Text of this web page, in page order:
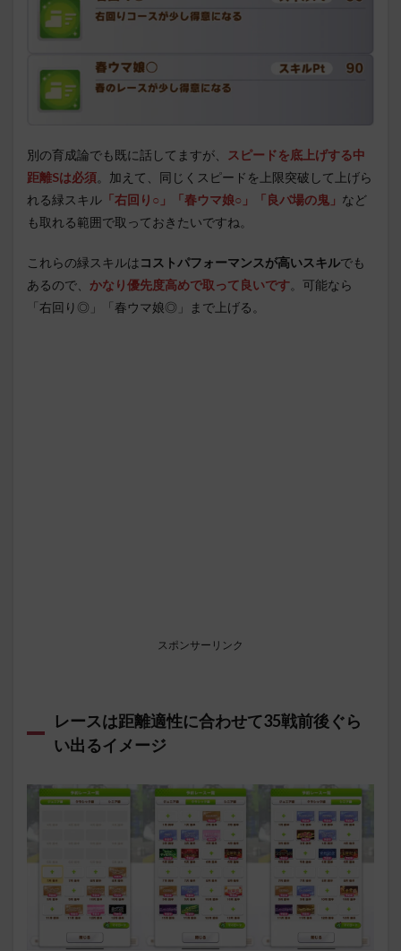
別の育成論でも既に話してますが、
スピードを底上げする中
距離Sは必須。 加えて、同じくスピードを上限突破して上げら
れる緑スキル 「右回り○」「春ウマ娘○」「良バ場の鬼」 など
も取れる範囲で取っておきたいですね。
これらの緑スキルは コストパフォーマンスが高いスキルでも
あるので、 かなり優先度高めで取って良いです。可能なら
「右回り◎」「春ウマ娘◎」まで上げる。
スポンサーリンク
レースは距離適性に合わせて35戦前後ぐら
い出るイメージ